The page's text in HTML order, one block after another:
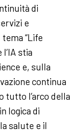
di
e
“Life
stia
e, sulla
continua
tutto l’arco della
logica di
salute e il